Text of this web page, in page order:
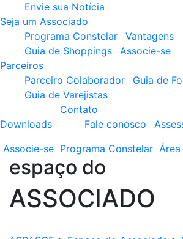
Envie sua Notícia
Seja um Associado
Programa Constelar
Vantagens
Guia de Shoppings
Associe-se
Parceiros
Parceiro Colaborador
Guia de
Guia de Varejistas
Downloads
Contato
Fale conosco
Associe-se Programa Constelar Área
espaço do
ASSOCIADO